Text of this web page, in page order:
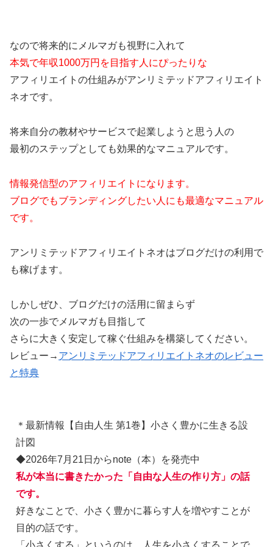
なので将来的にメルマガも視野に入れて
本気で年収1000万円を目指す人にぴったりな
アフィリエイトの仕組みがアンリミテッドアフィリエイト
ネオです。
将来自分の教材やサービスで起業しようと思う人の
最初のステップとしても効果的なマニュアルです。
情報発信型のアフィリエイトになります。
ブログでもブランディングしたい人にも最適なマニュアル
です。
アンリミテッドアフィリエイトネオはブログだけの利用で
も稼げます。
しかしぜひ、ブログだけの活用に留まらず
次の一歩でメルマガも目指して
さらに大きく安定して稼ぐ仕組みを構築してください。
レビュー→ アンリミテッドアフィリエイトネオのレビュー
と特典
＊最新情報【自由人生 第1巻】小さく豊かに生きる設
計図
◆2026年7月21日からnote（本）を発売中
私が本当に書きたかった「自由な人生の作り方」の話
です。
好きなことで、小さく豊かに暮らす人を増やすことが
目的の話です。
「小さくする」というのは、人生を小さくすることで